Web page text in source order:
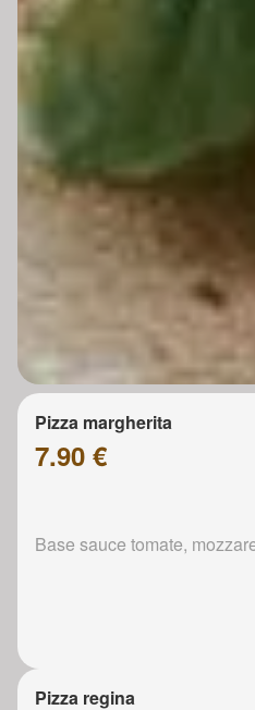
Pizza margherita
7.90 €
Base sauce tomate,
Pizza regina